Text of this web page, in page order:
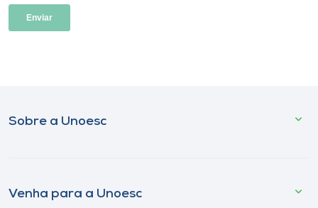
Sobre a Unoesc
Venha para a Unoesc